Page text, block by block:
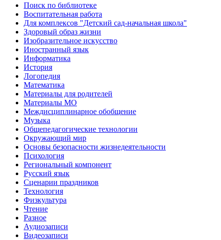
Поиск по библиотеке
Воспитательная работа
Для комплексов "Детский сад-начальная школа"
Здоровый образ жизни
Изобразительное искусство
Иностранный язык
Информатика
История
Логопедия
Математика
Материалы для родителей
Материалы МО
Междисциплинарное обобщение
Музыка
Общепедагогические технологии
Окружающий мир
Основы безопасности жизнедеятельности
Психология
Региональный компонент
Русский язык
Сценарии праздников
Технология
Физкультура
Чтение
Разное
Аудиозаписи
Видеозаписи